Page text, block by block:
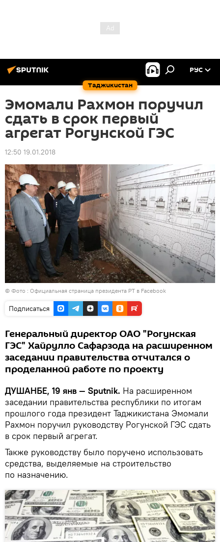
Таджикистан
РУС
Эмомали Рахмон поручил
сдать в срок первый
агрегат Рогунской ГЭС
12:50 19.01.2018
© Фото : Официальная страница президента РТ в Facebook
Подписаться
Генеральный директор ОАО "Рогунская
ГЭС" Хайрулло Сафарзода на расширенном
заседании правительства отчитался о
проделанной работе по проекту
ДУШАНБЕ, 19 янв — Sputnik. На расширенном
заседании правительства республики по итогам
прошлого года президент Таджикистана Эмомали
Рахмон поручил руководству Рогунской ГЭС сдать
в срок первый агрегат.
Также руководству было поручено использовать
средства, выделяемые на строительство
по назначению.